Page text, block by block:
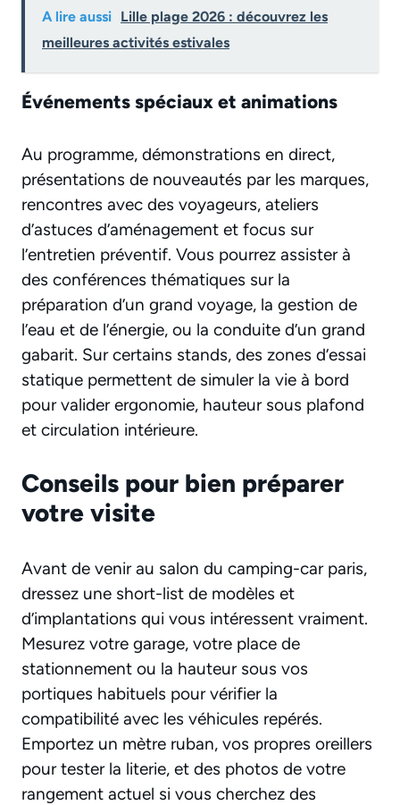
A lire aussi Lille plage 2026 : découvrez les
meilleures activités estivales
Événements spéciaux et animations
Au programme, démonstrations en direct,
présentations de nouveautés par les marques,
rencontres avec des voyageurs, ateliers
d’astuces d’aménagement et focus sur
l’entretien préventif. Vous pourrez assister à
des conférences thématiques sur la
préparation d’un grand voyage, la gestion de
l’eau et de l’énergie, ou la conduite d’un grand
gabarit. Sur certains stands, des zones d’essai
statique permettent de simuler la vie à bord
pour valider ergonomie, hauteur sous plafond
et circulation intérieure.
Conseils pour bien préparer
votre visite
Avant de venir au salon du camping-car paris,
dressez une short-list de modèles et
d’implantations qui vous intéressent vraiment.
Mesurez votre garage, votre place de
stationnement ou la hauteur sous vos
portiques habituels pour vérifier la
compatibilité avec les véhicules repérés.
Emportez un mètre ruban, vos propres oreillers
pour tester la literie, et des photos de votre
rangement actuel si vous cherchez des